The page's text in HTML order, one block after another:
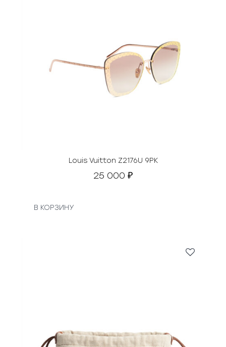
Louis Vuitton Z2176U 9PK
25 000 ₽
В КОРЗИНУ